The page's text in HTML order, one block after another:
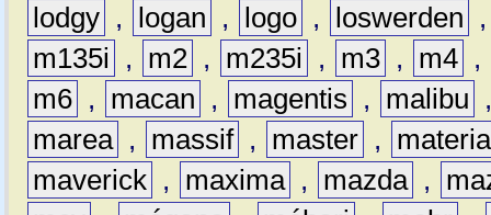
lodgy , logan , logo , loswerden
m135i
, m2 , m235i , m3 , m4 ,
m6 , macan , magentis , malibu
marea , massif , master ,
materia
maverick , maxima , mazda ,